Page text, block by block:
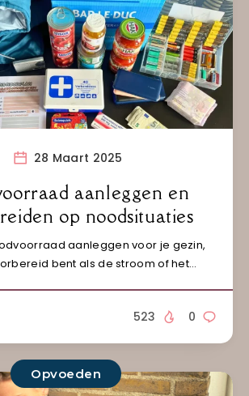
28 Maart 2025
aanleggen en
op noodsituaties
aanleggen voor je gezin,
bent als de stroom of het…
0
523
Opvoeden